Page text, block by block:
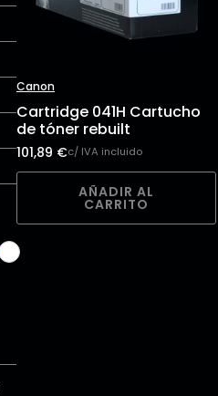
Canon
Cartridge 041H Cartucho
de tóner rebuilt
101,89 €c/ IVA incluido
AÑADIR AL
CARRITO